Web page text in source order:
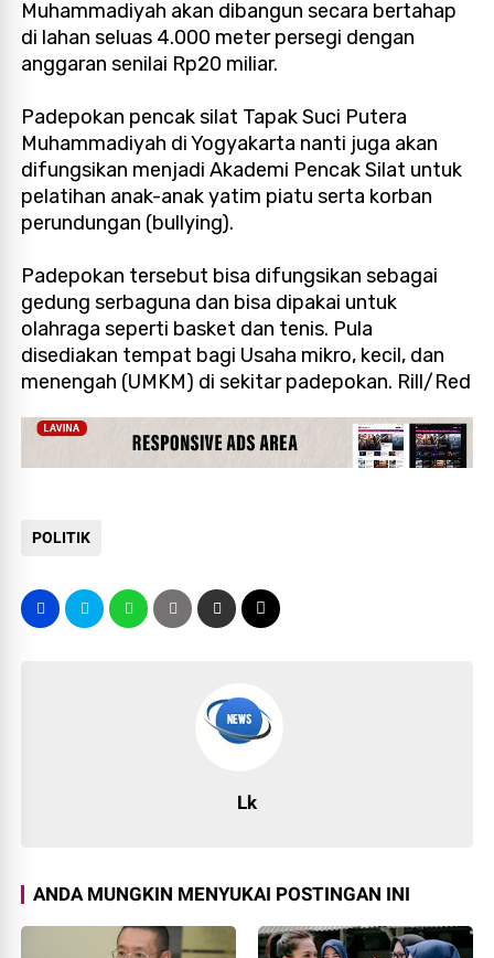
Muhammadiyah akan dibangun secara bertahap
di lahan seluas 4.000 meter persegi dengan
anggaran senilai Rp20 miliar.
Padepokan pencak silat Tapak Suci Putera
Muhammadiyah di Yogyakarta nanti juga akan
difungsikan menjadi Akademi Pencak Silat untuk
pelatihan anak-anak yatim piatu serta korban
perundungan (bullying).
Padepokan tersebut bisa difungsikan sebagai
gedung serbaguna dan bisa dipakai untuk
olahraga seperti basket dan tenis. Pula
disediakan tempat bagi Usaha mikro, kecil, dan
menengah (UMKM) di sekitar padepokan. Rill/Red
POLITIK
Lk
ANDA MUNGKIN MENYUKAI POSTINGAN INI